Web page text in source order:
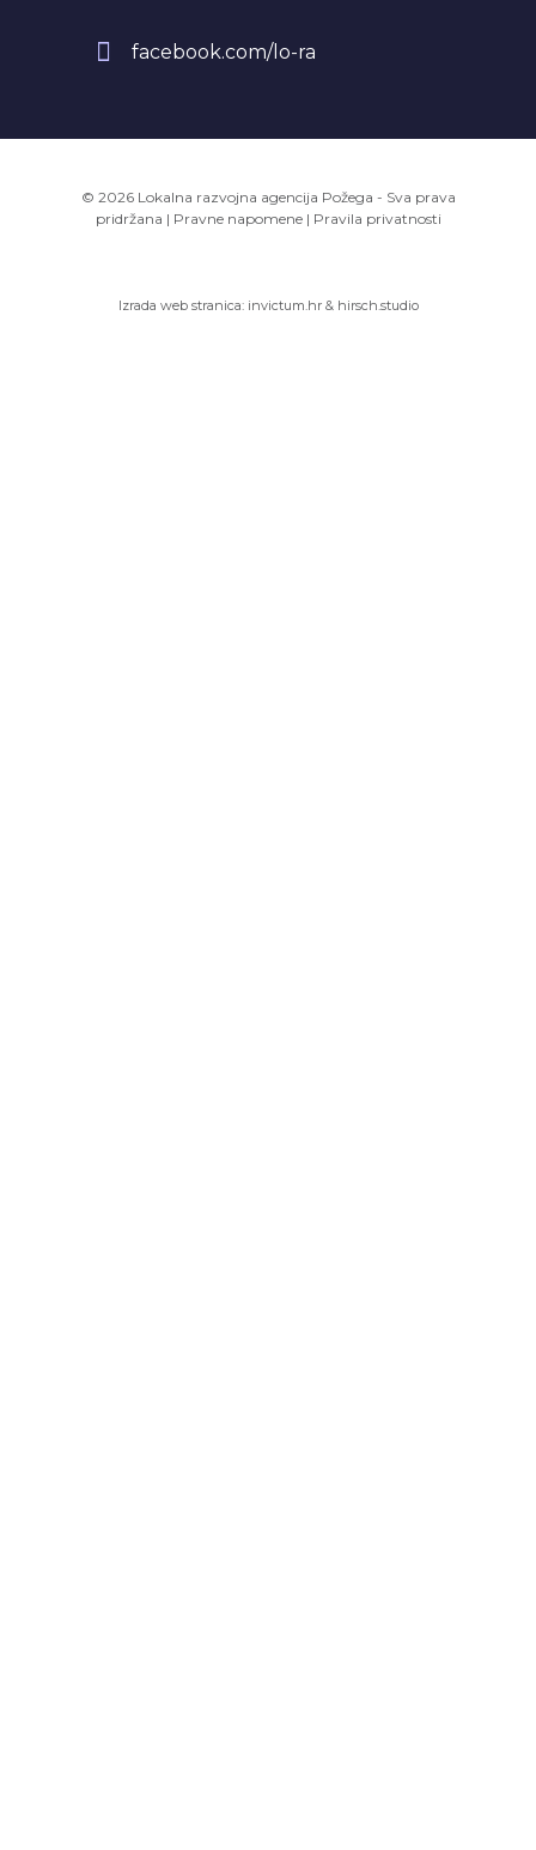
facebook.com/lo-ra
© 2026 Lokalna razvojna agencija Požega - Sva prava
pridržana | Pravne napomene | Pravila privatnosti
Izrada web stranica: invictum.hr& hirsch.studio